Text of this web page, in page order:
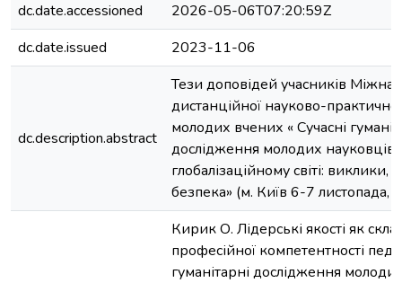
dc.date.accessioned
2026-05-06T07:20:59Z
dc.date.issued
2023-11-06
dc.description.abstract
Тези доповідей учасників
дистанційної науково-
молодих вчених « Сучасні
дослідження молодих науковців
глобалізаційному світі: виклики,
безпека» (м. Київ 6-7 листопада,
Кирик О. Лідерські якості як
професійної компетентності
гуманітарні дослідження